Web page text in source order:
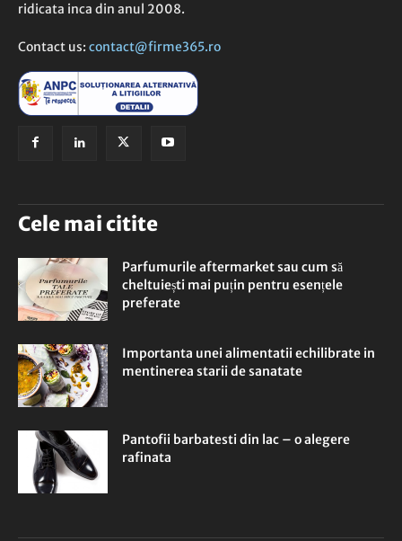
ridicata inca din anul 2008.
Contact us: contact@firme365.ro
Cele mai citite
Parfumurile aftermarket sau cum să
cheltuiești mai puțin pentru esențele
preferate
Importanta unei alimentatii echilibrate in
mentinerea starii de sanatate
Pantofii barbatesti din lac – o alegere
rafinata